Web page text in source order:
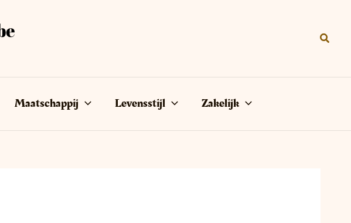
Maatschappij Levensstijl Zakelijk